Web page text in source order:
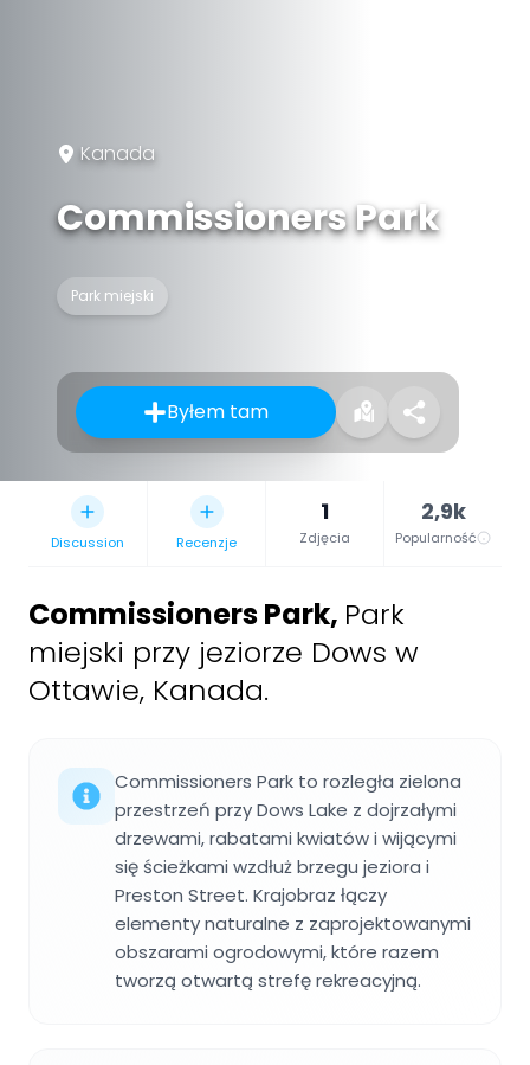
Kanada
Commissioners Park
Park miejski
Byłem tam
Discussion Recenzje
1
Zdjęcia
2,9k
Popularność
Commissioners Park, Park
miejski przy jeziorze Dows w
Ottawie, Kanada.
Commissioners Park to rozległa zielona
przestrzeń przy Dows Lake z dojrzałymi
drzewami, rabatami kwiatów i wijącymi
się ścieżkami wzdłuż brzegu jeziora i
Preston Street. Krajobraz łączy
elementy naturalne z zaprojektowanymi
obszarami ogrodowymi, które razem
tworzą otwartą strefę rekreacyjną.